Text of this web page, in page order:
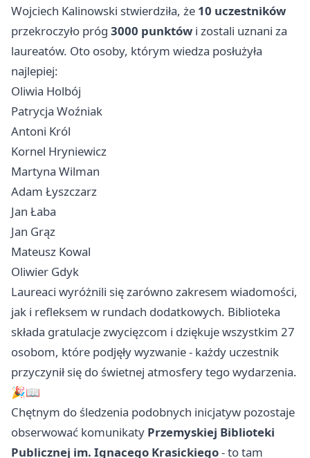
Wojciech Kalinowski stwierdziła, że 10 uczestników
przekroczyło próg 3000 punktów i zostali uznani za
laureatów. Oto osoby, którym wiedza posłużyła
najlepiej:
Oliwia Holbój
Patrycja Woźniak
Antoni Król
Kornel Hryniewicz
Martyna Wilman
Adam Łyszczarz
Jan Łaba
Jan Grąz
Mateusz Kowal
Oliwier Gdyk
Laureaci wyróżnili się zarówno zakresem wiadomości,
jak i refleksem w rundach dodatkowych. Biblioteka
składa gratulacje zwycięzcom i dziękuje wszystkim 27
osobom, które podjęły wyzwanie - każdy uczestnik
przyczynił się do świetnej atmosfery tego wydarzenia.
🎉📖
Chętnym do śledzenia podobnych inicjatyw pozostaje
obserwować komunikaty Przemyskiej Biblioteki
Publicznej im. Ignacego Krasickiego- to tam